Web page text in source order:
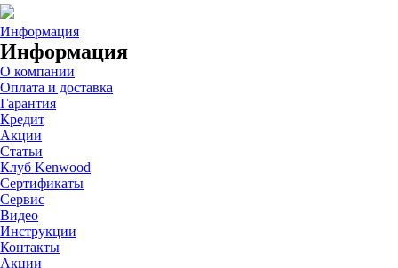
Информация
Информация
О компании
Оплата и доставка
Гарантия
Кредит
Акции
Статьи
Клуб Kenwood
Сертификаты
Сервис
Видео
Инструкции
Контакты
Акции